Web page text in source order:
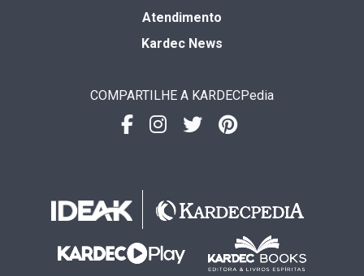
Atendimento
Kardec News
COMPARTILHE A KARDECPedia